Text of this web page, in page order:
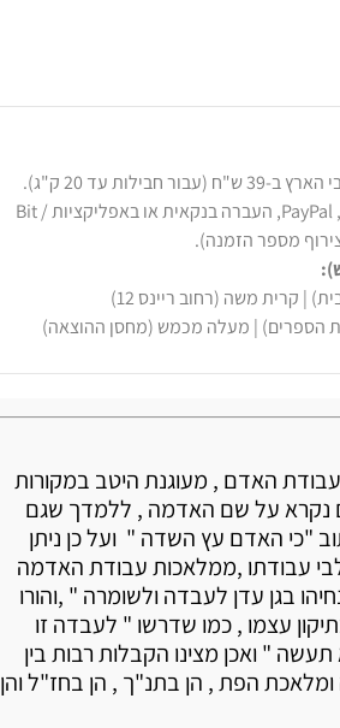
עד 20 ק"ג).
כרטיסי אשראי, PayPal, העברה בנקאית או באפליקציות Bit /
| קרית משה (רחוב ריינס 12)
הספרים) | מעלה מכמש (מחסן ההוצאה)
האדם , מעוגנת היטב במקורות
נקרא על שם האדמה , ללמדך שגם
"כי האדם עץ השדה " ועל כן ניתן
עבודתו ,ממלאכות עבודת האדמה
בגן עדן לעבדה ולשומרה " ,והורו
עצמו , כמו שדרשו " לעבדה זו
" ואכן מצינו הקבלות רבות בין
הפת , הן בתנ"ך , הן בחז"ל והן